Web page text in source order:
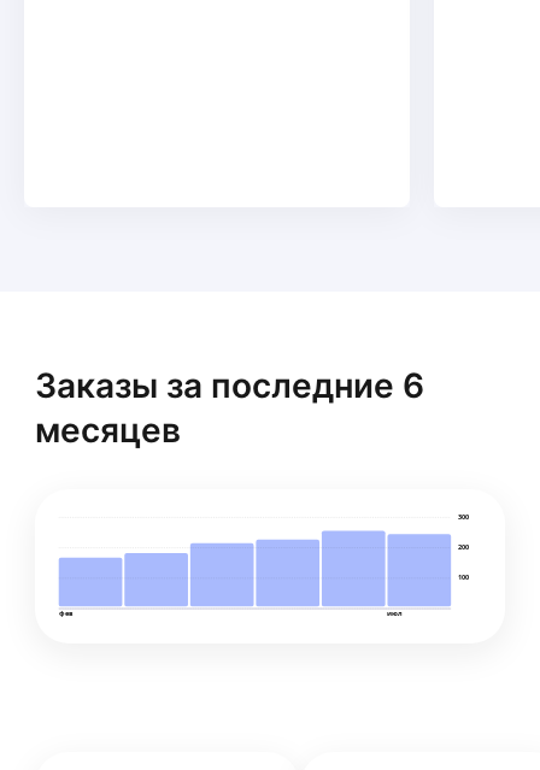
Заказы за последние 6
месяцев
100
200
300
фев июл